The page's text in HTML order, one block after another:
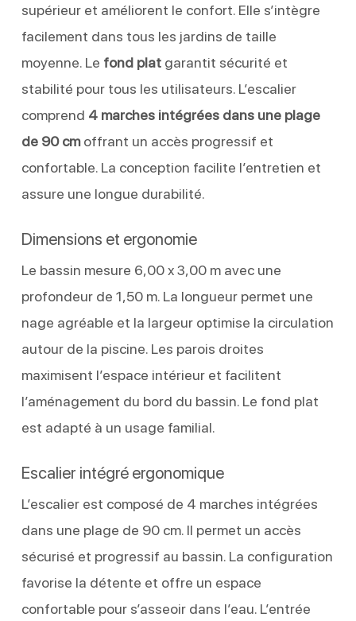
supérieur et améliorent le confort. Elle s’intègre
facilement dans tous les jardins de taille
moyenne. Le fond platgarantit sécurité et
stabilité pour tous les utilisateurs. L’escalier
comprend 4 marches intégrées dans une plage
de 90 cmoffrant un accès progressif et
confortable. La conception facilite l’entretien et
assure une longue durabilité.
Dimensions et ergonomie
Le bassin mesure 6,00 x 3,00 m avec une
profondeur de 1,50 m. La longueur permet une
nage agréable et la largeur optimise la circulation
autour de la piscine. Les parois droites
maximisent l’espace intérieur et facilitent
l’aménagement du bord du bassin. Le fond plat
est adapté à un usage familial.
Escalier intégré ergonomique
L’escalier est composé de 4 marches intégrées
dans une plage de 90 cm. Il permet un accès
sécurisé et progressif au bassin. La configuration
favorise la détente et offre un espace
confortable pour s’asseoir dans l’eau. L’entrée